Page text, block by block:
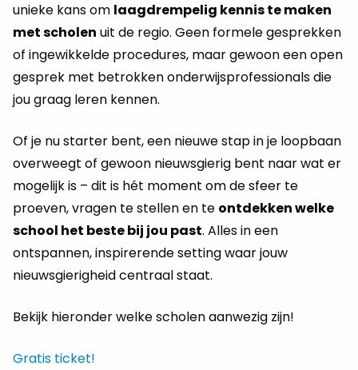
unieke kans om laagdrempelig kennis te maken
met scholen uit de regio. Geen formele gesprekken
of ingewikkelde procedures, maar gewoon een open
gesprek met betrokken onderwijsprofessionals die
jou graag leren kennen.
Of je nu starter bent, een nieuwe stap in je loopbaan
overweegt of gewoon nieuwsgierig bent naar wat er
mogelijk is – dit is hét moment om de sfeer te
proeven, vragen te stellen en te ontdekken welke
school het beste bij jou past. Alles in een
ontspannen, inspirerende setting waar jouw
nieuwsgierigheid centraal staat.
Bekijk hieronder welke scholen aanwezig zijn!
Gratis ticket!